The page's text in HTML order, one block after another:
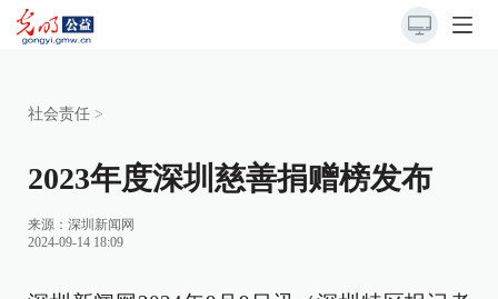
社会责任 >
2023年度深圳慈善捐赠榜发布
来源： 深圳新闻网
2024-09-14 18:09